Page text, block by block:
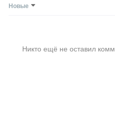
Новые
Никто ещё не оставил